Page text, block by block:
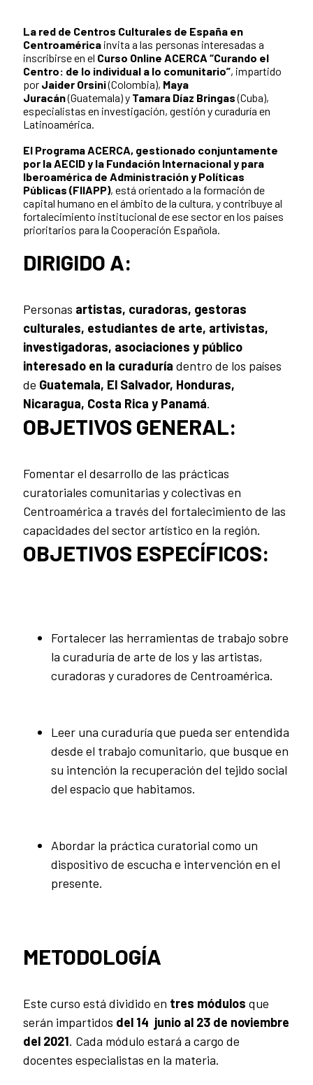
La red de Centros Culturales de España en
Centroamérica invita a las personas interesadas a
inscribirse en el Curso Online ACERCA “Curando el
Centro: de lo individual a lo comunitario”, impartido
por Jaider Orsini(Colombia), Maya
Juracán(Guatemala) y Tamara Díaz Bringas(Cuba),
especialistas en investigación, gestión y curaduría en
Latinoamérica.
El Programa ACERCA, gestionado conjuntamente
por la AECID y la Fundación Internacional y para
Iberoamérica de Administración y Políticas
Públicas (FIIAPP), está orientado a la formación de
capital humano en el ámbito de la cultura, y contribuye al
fortalecimiento institucional de ese sector en los países
prioritarios para la Cooperación Española.
DIRIGIDO A:
Personas artistas, curadoras, gestoras
culturales, estudiantes de arte, artivistas,
investigadoras, asociaciones y público
interesado en la curaduría dentro de los países
de Guatemala, El Salvador, Honduras,
Nicaragua, Costa Rica y Panamá.
OBJETIVOS GENERAL:
Fomentar el desarrollo de las prácticas
curatoriales comunitarias y colectivas en
Centroamérica a través del fortalecimiento de las
capacidades del sector artístico en la región.
OBJETIVOS ESPECÍFICOS:
Fortalecer las herramientas de trabajo sobre
la curaduría de arte de los y las artistas,
curadoras y curadores de Centroamérica.
Leer una curaduría que pueda ser entendida
desde el trabajo comunitario, que busque en
su intención la recuperación del tejido social
del espacio que habitamos.
Abordar la práctica curatorial como un
dispositivo de escucha e intervención en el
presente.
METODOLOGÍA
Este curso está dividido en tres módulos que
serán impartidos del 14 junio al 23 de noviembre
del 2021. Cada módulo estará a cargo de
docentes especialistas en la materia.